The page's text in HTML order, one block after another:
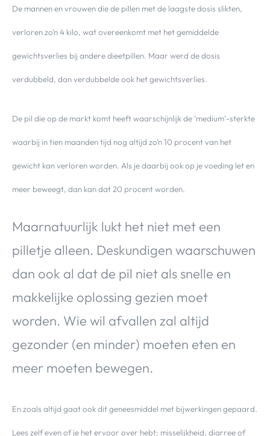
De mannen en vrouwen die de pillen met de laagste dosis slikten,
verloren zo’n 4 kilo, wat overeenkomt met het gemiddelde
gewichtsverlies bij andere dieetpillen. Maar werd de dosis
verdubbeld, dan verdubbelde ook het gewichtsverlies.
De pil die op de markt komt heeft waarschijnlijk de ‘medium’-sterkte
waarbij in tien maanden tijd nog altijd zo’n 10 procent van het
gewicht kan verloren worden. Als je daarbij ook op je voeding let en
meer beweegt, dan kan dat 20 procent worden.
Maarnatuurlijk lukt het niet met een
pilletje alleen. Deskundigen waarschuwen
dan ook al dat de pil niet als snelle en
makkelijke oplossing gezien moet
worden. Wie wil afvallen zal altijd
gezonder (en minder) moeten eten en
meer moeten bewegen.
En zoals altijd gaat ook dit geneesmiddel met bijwerkingen gepaard.
Lees zelf even of je het ervoor over hebt: misselijkheid, diarree of